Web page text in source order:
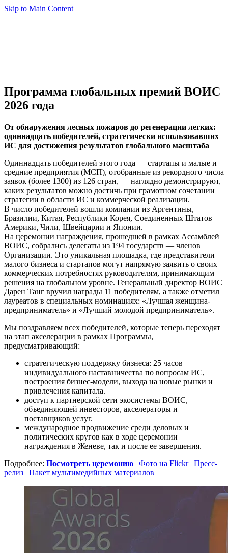
Skip to Main Content
Программа глобальных премий ВОИС
2026 года
От обнаружения лесных пожаров до регенерации легких:
одиннадцать победителей, стратегически использовавших
ИС для достижения результатов глобального масштаба
Одиннадцать победителей этого года — стартапы и малые и
средние предприятия (МСП), отобранные из рекордного числа
заявок (более 1300) из 126 стран, — наглядно демонстрируют,
каких результатов можно достичь при грамотном сочетании
стратегии в области ИС и коммерческой реализации.
В число победителей вошли компании из Аргентины,
Бразилии, Китая, Республики Корея, Соединенных Штатов
Америки, Чили, Швейцарии и Японии.
На церемонии награждения, прошедшей в рамках Ассамблей
ВОИС, собрались делегаты из 194 государств — членов
Организации. Это уникальная площадка, где представители
малого бизнеса и стартапов могут напрямую заявить о своих
коммерческих потребностях руководителям, принимающим
решения на глобальном уровне. Генеральный директор ВОИС
Дарен Танг вручил награды 11 победителям, а также отметил
лауреатов в специальных номинациях: «Лучшая женщина-
предприниматель» и «Лучший молодой предприниматель».
Мы поздравляем всех победителей, которые теперь переходят
на этап акселерации в рамках Программы,
предусматривающий:
стратегическую поддержку бизнеса: 25 часов
индивидуального наставничества по вопросам ИС,
построения бизнес-модели, выхода на новые рынки и
привлечения капитала.
доступ к партнерской сети экосистемы ВОИС,
объединяющей инвесторов, акселераторы и
поставщиков услуг.
международное продвижение среди деловых и
политических кругов как в ходе церемонии
награждения в Женеве, так и после ее завершения.
Подробнее: Посмотреть церемонию | Фото на Flickr| Пресс-
релиз | Пакет мультимедийных материалов